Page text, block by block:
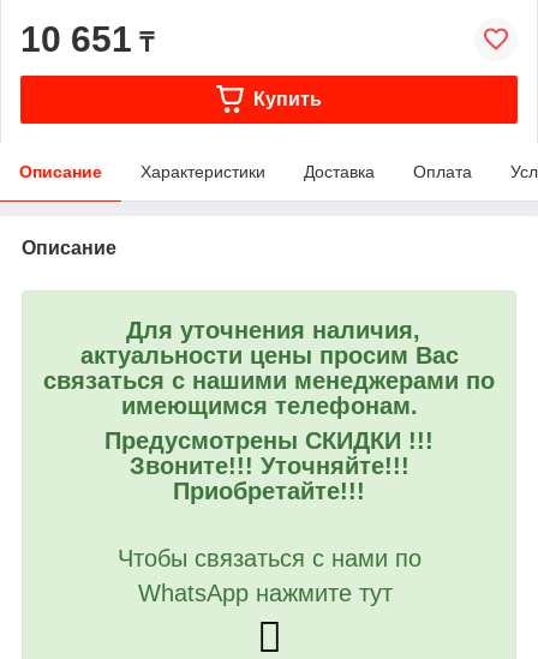
10 651 ₸
Купить
Описание Характеристики Доставка Оплата
Описание
Для уточнения наличия,
актуальности цены просим Вас
связаться с нашими менеджерами по
имеющимся телефонам.
Предусмотрены СКИДКИ !!!
Звоните!!! Уточняйте!!!
Приобретайте!!!
Чтобы связаться с нами по
WhatsApp нажмите тут